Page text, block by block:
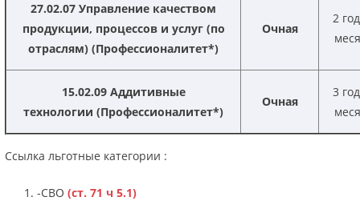
27.02.07 Управление качеством
продукции, процессов и услуг (по
отраслям) (Профессионалитет*)
Очная
2
15.02.09 Аддитивные
технологии (Профессионалитет*)
Очная
3
Ссылка льготные категории :
-СВО (ст. 71 ч 5.1)